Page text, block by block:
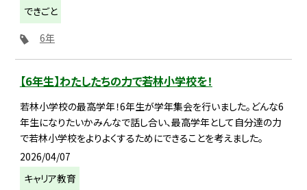
できごと
6年
【6年生】わたしたちの力で若林小学校を！
若林小学校の最高学年！6年生が学年集会を行いました。どんな6
年生になりたいかみんなで話し合い、最高学年として自分達の力
で若林小学校をよりよくするためにできることを考えました。
2026/04/07
キャリア教育